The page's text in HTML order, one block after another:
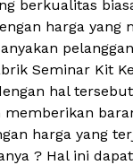
berkualitas
harga yang
Seminar Kit
hal
memberikan
harga yang
? Hal ini